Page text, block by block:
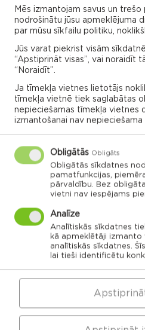
Maltas apvienības 3x3
vīriešiem
Sports
Maltas daudzfunkcionālā
11:00
31.05.2025
Vairāk
Rēzeknes
Noklikšķini uz pagasta vai
Mēs izmantojam savus un trešo
nodrošinātu jūsu apmeklējuma
par mūsu sīkfailu politiku,
Jūs varat piekrist visām
“Apstiprināt visas”, vai noraidīt
“Noraidīt”.
Ja tīmekļa vietnes lietotājs
tīmekļa vietnē tiek saglabātas
nepieciešamas tīmekļa vietnes
izmantošanai nav
Obligātās Obligāts
Obligātās sīkdatnes
pamatfunkcijas,
pārvaldību. Bez
vietni nav iespējams
Analīze
Analītiskās sīkdatnes
kā apmeklētāji izmanto
analītiskās sīkdatnes.
lai tieši identificētu